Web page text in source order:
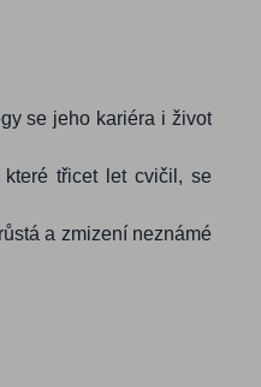
se jeho kariéra i život
třicet let cvičil, se
a zmizení neznámé